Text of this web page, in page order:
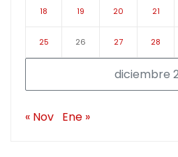
diciembre
18 19 20 21
25 26 27 28
« Nov Ene »